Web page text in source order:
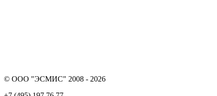
© ООО "ЭСМИС" 2008 - 2026